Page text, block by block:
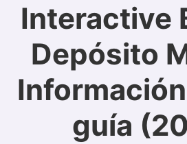
Interactive
Depósito
guía